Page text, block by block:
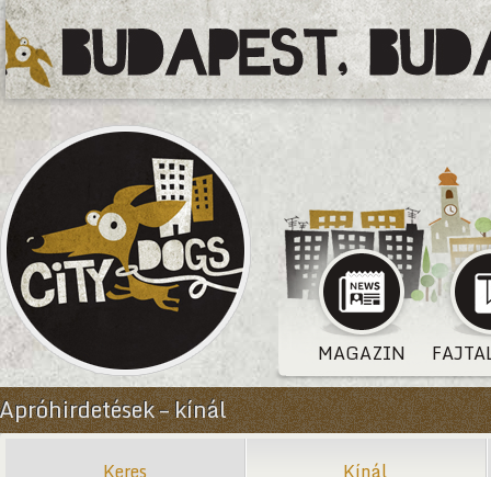
MAGAZIN
Apróhirdetések – kínál